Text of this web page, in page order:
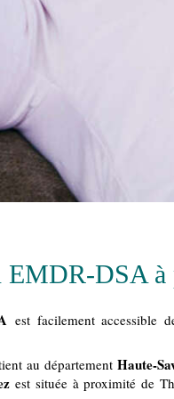
EMDR-DSA
est facilement accessible
au département Haute-
est située à proximité de